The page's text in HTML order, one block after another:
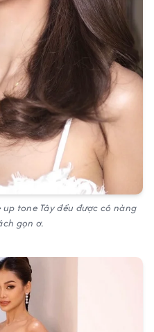
tone Tây đều được cô nàng
gọn ơ.